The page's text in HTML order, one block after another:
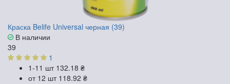
Краска Belife Universal черная (39)
В наличии
39
1
1-11 шт 132.18 ₴
от 12 шт 118.92 ₴